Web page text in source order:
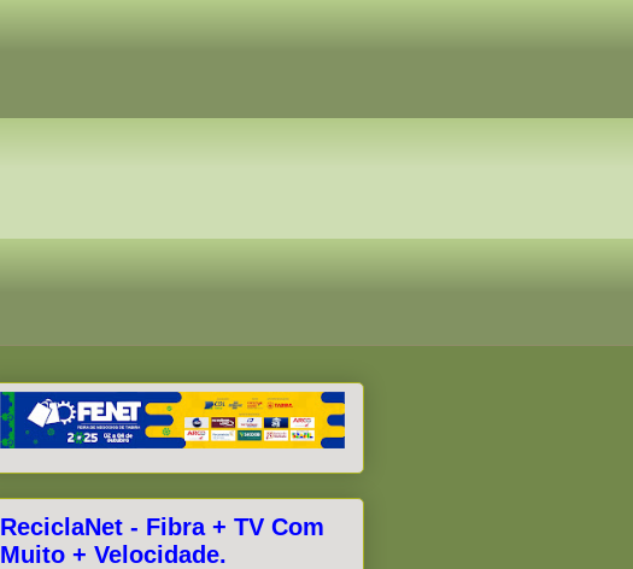
ReciclaNet - Fibra + TV Com
Muito + Velocidade.